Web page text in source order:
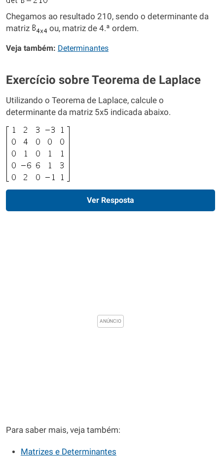
Chegamos ao resultado 210, sendo o determinante da
matriz
ou, matriz de 4.ª ordem.
Veja também: Determinantes
Exercício sobre Teorema de Laplace
Utilizando o Teorema de Laplace, calcule o
determinante da matriz 5x5 indicada abaixo.
Ver Resposta
Para saber mais, veja também:
Matrizes e Determinantes